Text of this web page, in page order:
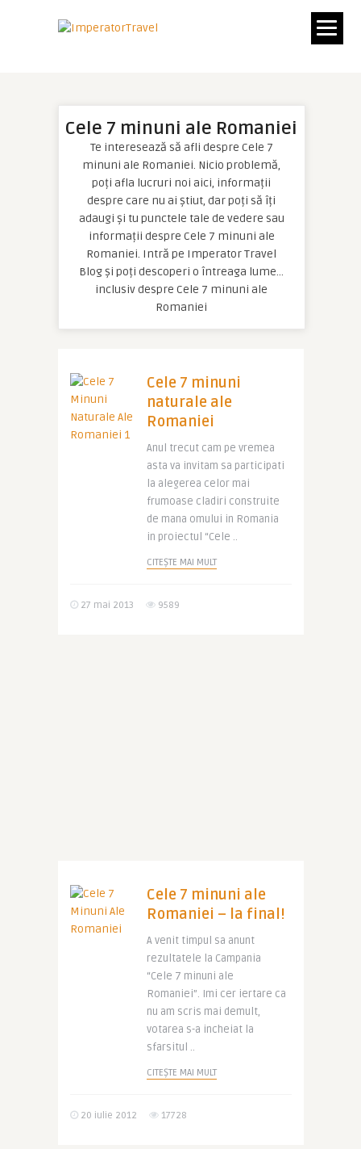
Cele 7 minuni ale Romaniei
Te interesează să afli despre Cele 7
minuni ale Romaniei. Nicio problemă,
poți afla lucruri noi aici, informații
despre care nu ai știut, dar poți să îți
adaugi și tu punctele tale de vedere sau
informații despre Cele 7 minuni ale
Romaniei. Intră pe Imperator Travel
Blog și poți descoperi o întreaga lume…
inclusiv despre Cele 7 minuni ale
Romaniei
Cele 7 minuni
naturale ale
Romaniei
Anul trecut cam pe vremea
asta va invitam sa participati
la alegerea celor mai
frumoase cladiri construite
de mana omului in Romania
in proiectul “Cele ..
CITEȘTE MAI MULT
27 mai 2013 9589
Cele 7 minuni ale
Romaniei – la final!
A venit timpul sa anunt
rezultatele la Campania
“Cele 7 minuni ale
Romaniei”. Imi cer iertare ca
nu am scris mai demult,
votarea s-a incheiat la
sfarsitul ..
CITEȘTE MAI MULT
20 iulie 2012 17728